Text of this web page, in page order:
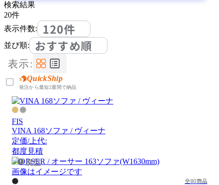
検索結果
20件
表示件数:
120件
並び順: おすすめ順
表示:
QuickShip
発注から最短2週間で納品
FIS
VINA 168ソファ / ヴィーナ
定価/上代:
都度見積
廃盤
画像はイメージです
全80商品